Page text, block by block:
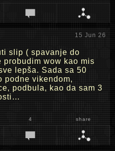
15 Jun 26
slip ( spavanje do
probudim wow kao mis
lepša. Sada sa 50
podne vikendom,
podbula, kao da sam 3
4 share